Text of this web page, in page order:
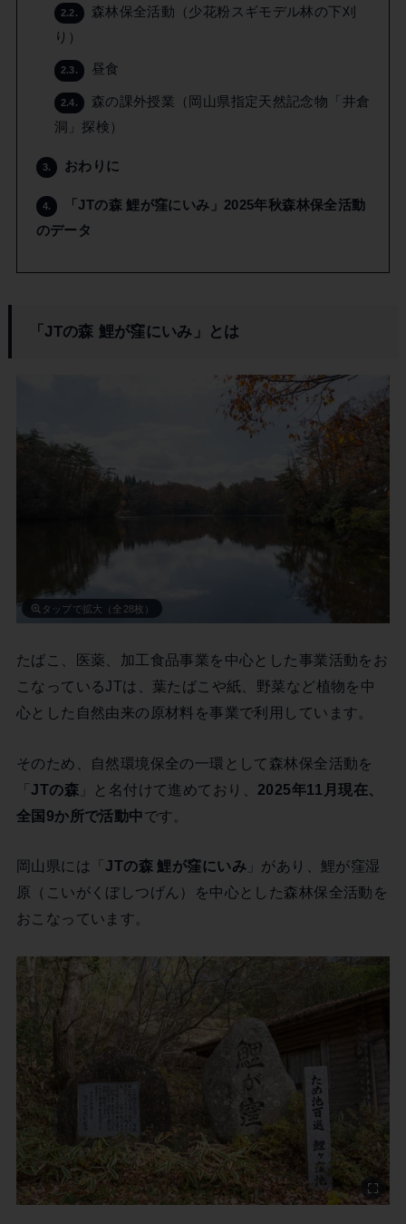
2.2.
森林保全活動（少花粉スギモデル林の下刈
り）
2.3. 昼食
2.4.
森の課外授業（岡山県指定天然記念物「井倉
洞」探検）
3. おわりに
4.
「JTの森 鯉が窪にいみ」2025年秋森林保全活動
のデータ
「JTの森 鯉が窪にいみ」とは
タップで拡大（全28枚）
たばこ、医薬、加工食品事業を中心とした事業活動をお
こなっているJTは、葉たばこや紙、野菜など植物を中
心とした自然由来の原材料を事業で利用しています。
そのため、自然環境保全の一環として森林保全活動を
「JTの森」と名付けて進めており、 2025年11月現在、
全国9か所で活動中です。
岡山県には「JTの森 鯉が窪にいみ」があり、鯉が窪湿
原（こいがくぼしつげん）を中心とした森林保全活動を
おこなっています。